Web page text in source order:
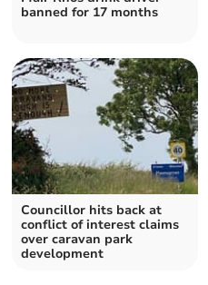
banned for 17 months
Councillor hits back at
conflict of interest claims
over caravan park
development